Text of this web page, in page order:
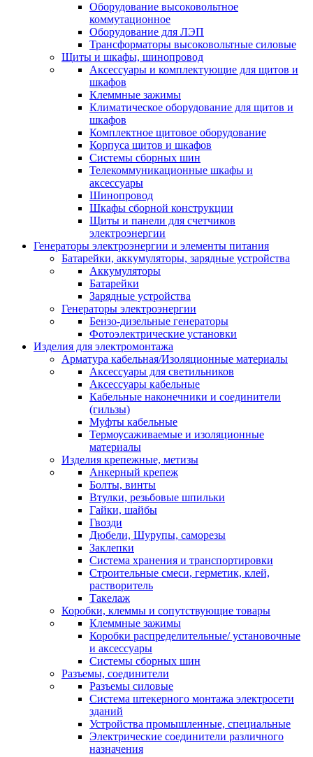
Оборудование высоковольтное
коммутационное
Оборудование для ЛЭП
Трансформаторы высоковольтные силовые
Щиты и шкафы, шинопровод
Аксессуары и комплектующие для щитов и
шкафов
Клеммные зажимы
Климатическое оборудование для щитов и
шкафов
Комплектное щитовое оборудование
Корпуса щитов и шкафов
Системы сборных шин
Телекоммуникационные шкафы и
аксессуары
Шинопровод
Шкафы сборной конструкции
Щиты и панели для счетчиков
электроэнергии
Генераторы электроэнергии и элементы питания
Батарейки, аккумуляторы, зарядные устройства
Аккумуляторы
Батарейки
Зарядные устройства
Генераторы электроэнергии
Бензо-дизельные генераторы
Фотоэлектрические установки
Изделия для электромонтажа
Арматура кабельная/Изоляционные материалы
Аксессуары для светильников
Аксессуары кабельные
Кабельные наконечники и соединители
(гильзы)
Муфты кабельные
Термоусаживаемые и изоляционные
материалы
Изделия крепежные, метизы
Анкерный крепеж
Болты, винты
Втулки, резьбовые шпильки
Гайки, шайбы
Гвозди
Дюбели, Шурупы, саморезы
Заклепки
Система хранения и транспортировки
Строительные смеси, герметик, клей,
растворитель
Такелаж
Коробки, клеммы и сопутствующие товары
Клеммные зажимы
Коробки распределительные/ установочные
и аксессуары
Системы сборных шин
Разъемы, соединители
Разъемы силовые
Система штекерного монтажа электросети
зданий
Устройства промышленные, специальные
Электрические соединители различного
назначения